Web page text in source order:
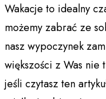
Wakacje to idealny
możemy zabrać ze
nasz wypoczynek
większości z Was
jeśli czytasz ten